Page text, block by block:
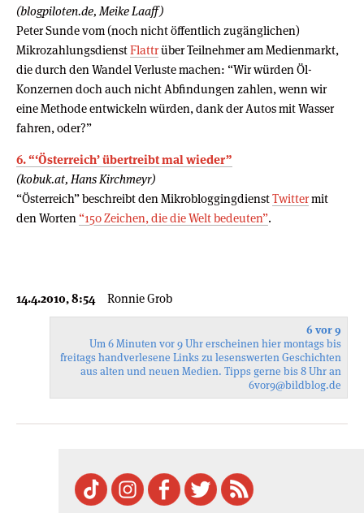
(blogpiloten.de, Meike Laaff)
Peter Sunde vom (noch nicht öffentlich zugänglichen)
MikrozahlungsdienstFlattrüber Teilnehmer am Medienmarkt,
die durch den Wandel Verluste machen: “Wir würden Öl-
Konzernen doch auch nicht Abfindungen zahlen, wenn wir
eine Methode entwickeln würden, dank der Autos mit Wasser
fahren, oder?”
6. “‘Österreich’ übertreibt mal wieder”
(kobuk.at, Hans Kirch​meyr)
“Österreich” beschreibt den MikrobloggingdienstTwittermit
den Worten “150 Zeichen, die die Welt bedeuten”.
14.4.2010, 8:54 Ronnie Grob
6 vor 9
Um 6 Minuten vor 9 Uhr erscheinen hier montags bis
freitags handverlesene Links zu lesenswerten Geschichten
aus alten und neuen Medien. Tipps gerne bis 8 Uhr an
6vor9@bildblog.de